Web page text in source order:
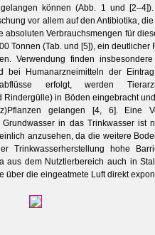
gelangen können (Abb. 1 und
vor allem auf den Antibiotika,
absoluten Verbrauchsmengen für
Tonnen (Tab. und [5]), ein deutlicher
Verwendung finden insbesondere
bei Human­arzneimitteln der
erfolgt, werden
Rindergülle) in ­Böden eingebracht
gelangen [4, 6]. Eine
in das Trinkwasser ist
anzusehen, da die weitere
Trinkwasserherstellung hohe
aus dem Nutztierbereich auch in
über die eingeatmete Luft direkt